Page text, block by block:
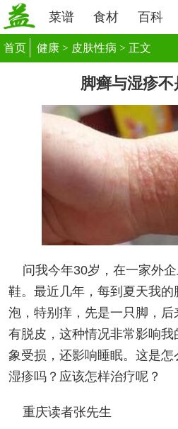
菜谱 食材 百科
首页 健康 > 皮肤性病 > 正文
脚癣与湿疹
问我今年30岁，在一家外
鞋。最近几年，每到夏天我
泡，特别痒，先是一只脚，后
有脱皮，这种情况非常影响
象受损，还影响睡眠。这是
湿疹吗？应该怎样治疗呢？
重庆读者张先生